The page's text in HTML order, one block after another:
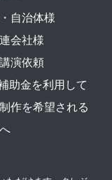
自治体様
会社様
演依頼
助金を利用して
作を希望される